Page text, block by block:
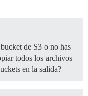
de S3 o no has
todos los archivos
en la salida?